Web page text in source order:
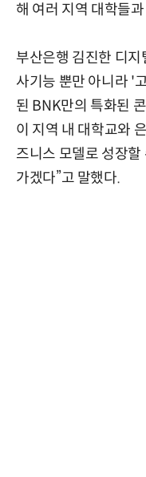
해 여러 지역 대학들
부산은행 김진한 디
사기능 뿐만 아니라 '
된 BNK만의 특화된
이 지역 내 대학교와
즈니스 모델로 성장
가겠다”고 말했다.